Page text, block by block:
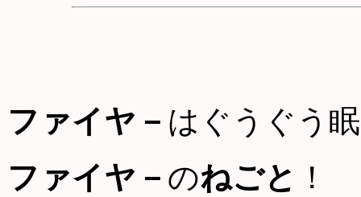
ファイヤ－ はぐうぐう
ファイヤ－ のねごと ！